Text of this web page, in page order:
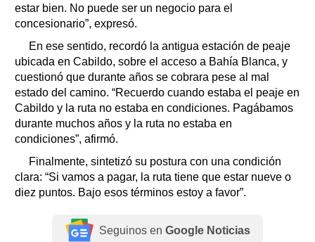
estar bien. No puede ser un negocio para el
concesionario”, expresó.
En ese sentido, recordó la antigua estación de peaje
ubicada en Cabildo, sobre el acceso a Bahía Blanca, y
cuestionó que durante años se cobrara pese al mal
estado del camino. “Recuerdo cuando estaba el peaje en
Cabildo y la ruta no estaba en condiciones. Pagábamos
durante muchos años y la ruta no estaba en
condiciones”, afirmó.
Finalmente, sintetizó su postura con una condición
clara: “Si vamos a pagar, la ruta tiene que estar nueve o
diez puntos. Bajo esos términos estoy a favor”.
Seguinos en Google Noticias